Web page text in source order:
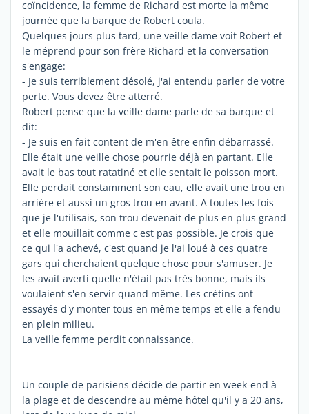
coïncidence, la femme de Richard est morte la même
journée que la barque de Robert coula.
Quelques jours plus tard, une veille dame voit Robert et
le méprend pour son frère Richard et la conversation
s'engage:
- Je suis terriblement désolé, j'ai entendu parler de votre
perte. Vous devez être atterré.
Robert pense que la veille dame parle de sa barque et
dit:
- Je suis en fait content de m'en être enfin débarrassé.
Elle était une veille chose pourrie déjà en partant. Elle
avait le bas tout ratatiné et elle sentait le poisson mort.
Elle perdait constamment son eau, elle avait une trou en
arrière et aussi un gros trou en avant. A toutes les fois
que je l'utilisais, son trou devenait de plus en plus grand
et elle mouillait comme c'est pas possible. Je crois que
ce qui l'a achevé, c'est quand je l'ai loué à ces quatre
gars qui cherchaient quelque chose pour s'amuser. Je
les avait averti quelle n'était pas très bonne, mais ils
voulaient s'en servir quand même. Les crétins ont
essayés d'y monter tous en même temps et elle a fendu
en plein milieu.
La veille femme perdit connaissance.
Un couple de parisiens décide de partir en week-end à
la plage et de descendre au même hôtel qu'il y a 20 ans,